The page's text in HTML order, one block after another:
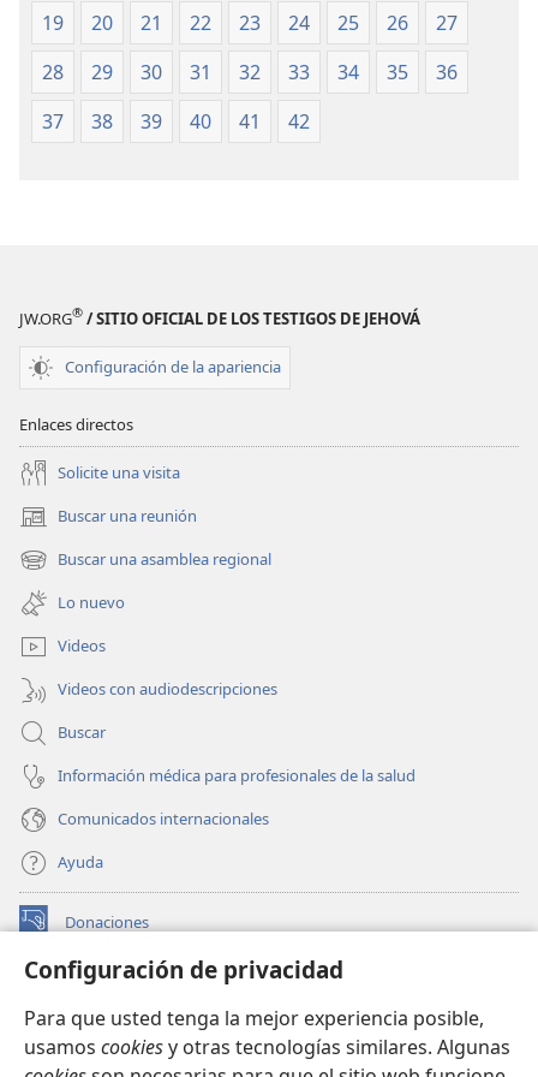
Configuración de privacidad
Para que usted tenga la mejor experiencia posible,
usamos cookiesy otras tecnologías similares. Algunas
(edición
de 1987)
(edición
de 1987)
19
20 21 22 23 24 25 26
27
28
29 30 31 32 33 34 35
36
37
38 39 40 41 42
JW.ORG® / SITIO OFICIAL DE LOS TESTIGOS DE JEHOVÁ
Configuración de la apariencia
Enlaces directos
Solicite una visita
Buscar una reunión
(abre
una
nueva
ventana)
Buscar una asamblea regional
(abre
una
nueva
ventana)
Lo nuevo
Videos
Videos con audiodescripciones
Buscar
Información médica para profesionales de la salud
Comunicados internacionales
Ayuda
Donaciones
(abre
nueva BIBLIOTECA EN LÍNEA Watchtower™
una
nueva
ventana)
JW Hub
(abre